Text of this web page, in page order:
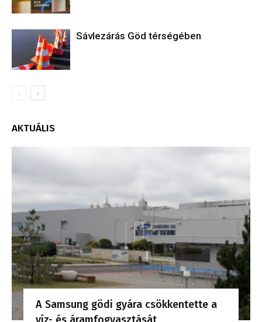
Sávlezárás Göd térségében
AKTUÁLIS
A Samsung gödi gyára csökkentette a